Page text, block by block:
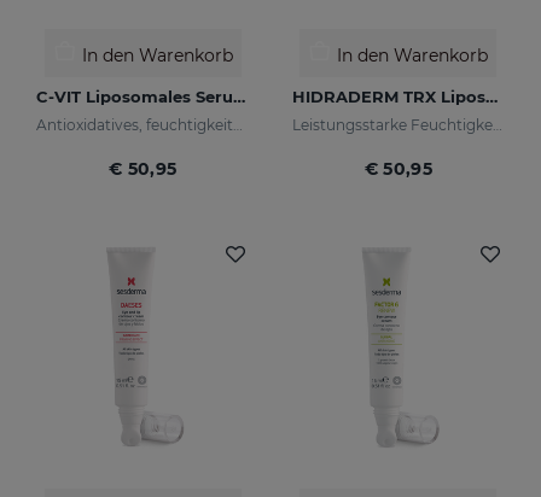
In den Warenkorb
C-VIT Liposomales Serum
Antioxidatives, feuchtigkeitsspendendes, faltenhemmendes und aufhellendes Serum
€ 50,95
In den Warenkorb
HIDRADERM TRX Liposomales Serum
Leistungsstarke Feuchtigkeitspflege mit aufhellender Wirkung
€ 50,95